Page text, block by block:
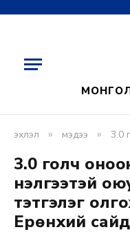
эхлэл » мэдээ » 3.0 голч
3.0 голч
үнэлгээтэй
тэтгэлэг
Ерөнхий